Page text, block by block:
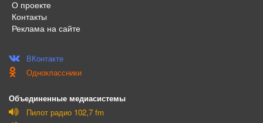
О проекте
Контакты
Реклама на сайте
ВКонтакте
Одноклассники
Объединенные медиасистемы
Пилот радио 102,7 fm